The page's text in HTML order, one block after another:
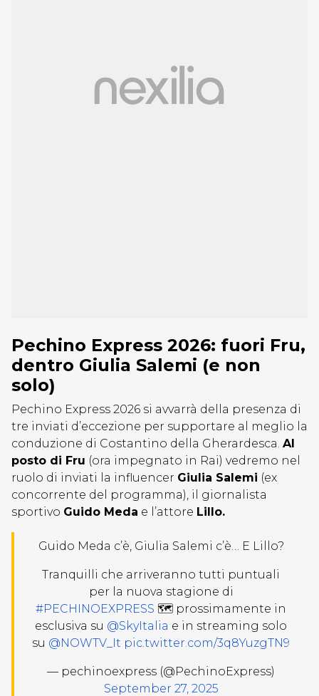
Pechino Express 2026: fuori Fru,
dentro Giulia Salemi (e non
solo)
Pechino Express 2026 si avvarrà della presenza di
tre inviati d’eccezione per supportare al meglio la
conduzione di Costantino della Gherardesca. Al
posto di Fru (ora impegnato in Rai) vedremo nel
ruolo di inviati la influencer Giulia Salemi (ex
concorrente del programma), il giornalista
sportivo Guido Meda e l’attore Lillo.
Guido Meda c’è, Giulia Salemi c’è… E Lillo?
Tranquilli che arriveranno tutti puntuali
per la nuova stagione di
#PECHINOEXPRESS 🗺️ prossimamente in
esclusiva su @SkyItalia e in streaming solo
su @NOWTV_It pic.twitter.com/3q8YuzgTN9
— pechinoexpress (@PechinoExpress)
September 27, 2025